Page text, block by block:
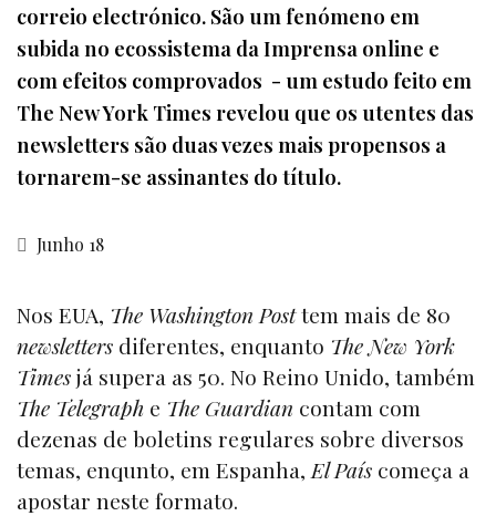
correio electrónico. São um fenómeno em
subida no ecossistema da Imprensa online e
com efeitos comprovados - um estudo feito em
The New York Times revelou que os utentes das
newsletters são duas vezes mais propensos a
tornarem-se assinantes do título.
Junho 18
Nos EUA, The Washington Posttem mais de 80
newsletters diferentes, enquanto The New York
Timesjá supera as 50. No Reino Unido, também
The Telegraph e The Guardian contam com
dezenas de boletins regulares sobre diversos
temas, enqunto, em Espanha, El País começa a
apostar neste formato.